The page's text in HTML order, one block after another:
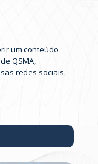
um conteúdo
QSMA,
redes sociais.